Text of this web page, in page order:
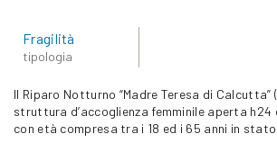
Fragilità
tipologia
Il Riparo Notturno “Madre Teresa di Calcutta”
struttura d’accoglienza femminile aperta h24
con età compresa tra i 18 ed i 65 anni in